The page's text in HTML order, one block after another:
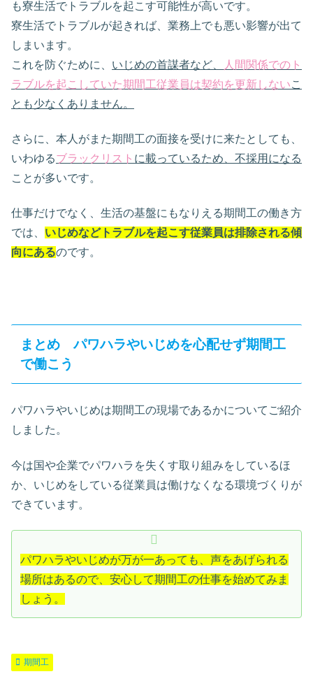
も寮生活でトラブルを起こす可能性が高いです。
寮生活でトラブルが起きれば、業務上でも悪い影響が出て
しまいます。
これを防ぐために、 いじめの首謀者など、
人間関係でのト
ラブルを起こしていた期間工従業員は契約を更新しないこ
とも少なくありません。
さらに、本人がまた期間工の面接を受けに来たとしても、
いわゆるブラックリスト に載っているため、不採用になる
ことが多いです。
仕事だけでなく、生活の基盤にもなりえる期間工の働き方
では、 いじめなどトラブルを起こす従業員は排除される傾
向にあるのです。
まとめ パワハラやいじめを心配せず期間工
で働こう
パワハラやいじめは期間工の現場であるかについてご紹介
しました。
今は国や企業でパワハラを失くす取り組みをしているほ
か、いじめをしている従業員は働けなくなる環境づくりが
できています。
パワハラやいじめが万が一あっても、声をあげられる
場所はあるので、安心して期間工の仕事を始めてみま
しょう。
期間工